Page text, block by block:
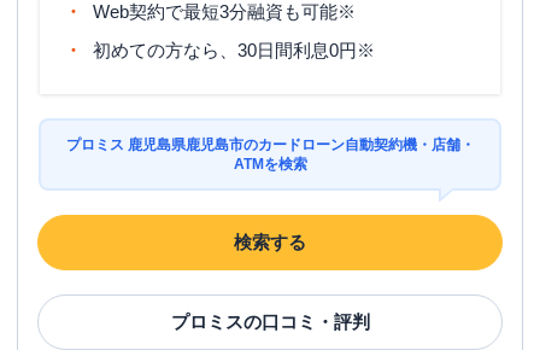
Web契約で最短3分融資も可能※
初めての方なら、30日間利息0円※
プロミス 鹿児島県鹿児島市のカードローン自動契約機・店舗・
ATMを検索
検索する
プロミスの口コミ・評判